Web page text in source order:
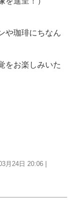
や珈琲にちなん
をお楽しみいた
月24日 20:06